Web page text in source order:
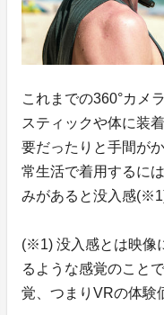
これまでの360°カメ
スティックや体に装
要だったりと手間が
常生活で着用するに
みがあると没入感
(※1) 没入感とは映像
るような感覚のこと
覚、つまりVRの体験